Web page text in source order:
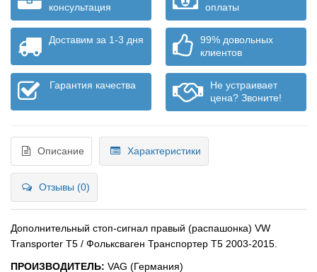
консультация
оплаты
Доставим за 1-3 дня
99% довольных
клиентов
Гарантия качества
Не устраивает
цена? Звоните!
Описание Характеристики
Отзывы (0)
Дополнительный стоп-сигнал правый (распашонка) VW
Transporter T5 / Фольксваген Транспортер Т5 2003-2015.
ПРОИЗВОДИТЕЛЬ: VAG (Германия)